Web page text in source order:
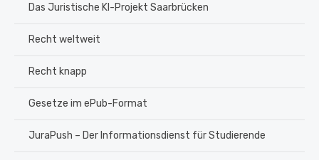
Das Juristische KI-Projekt Saarbrücken
Recht weltweit
Recht knapp
Gesetze im ePub-Format
JuraPush – Der Informationsdienst für Studierende